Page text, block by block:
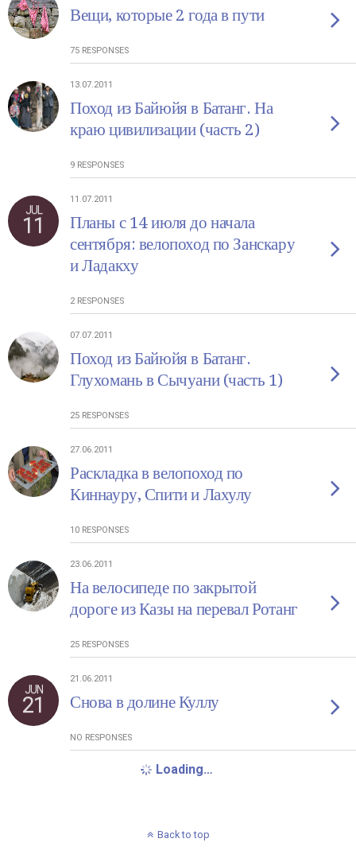
Вещи, которые 2 года в пути
75 RESPONSES
13.07.2011
Поход из Байюйя в Батанг. На
краю цивилизации (часть 2)
9 RESPONSES
JUL
11
11.07.2011
Планы с 14 июля до начала
сентября: велопоход по Занскару
и Ладакху
2 RESPONSES
07.07.2011
Поход из Байюйя в Батанг.
Глухомань в Сычуани (часть 1)
25 RESPONSES
27.06.2011
Раскладка в велопоход по
Киннауру, Спити и Лахулу
10 RESPONSES
23.06.2011
На велосипеде по закрытой
дороге из Казы на перевал Ротанг
25 RESPONSES
JUN
21
21.06.2011
Снова в долине Куллу
NO RESPONSES
Loading…
Back to top